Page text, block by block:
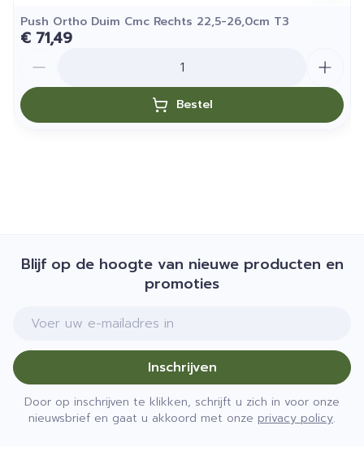
Push Ortho Duim Cmc Rechts 22,5-26,0cm T3
€ 71,49
Bestel
Blijf op de hoogte van nieuwe producten en
promoties
E-mail adres
Inschrijven
Door op inschrijven te klikken, schrijft u zich in voor onze
nieuwsbrief en gaat u akkoord met onze privacy policy.